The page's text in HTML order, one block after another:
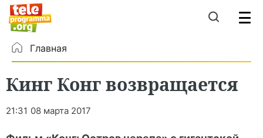
Главная
Кинг Конг возвращается
21:31 08 марта 2017